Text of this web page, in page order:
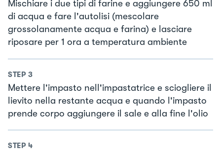
Mischiare i due tipi di farine e aggiungere 650 ml
di acqua e fare l'autolisi (mescolare
grossolanamente acqua e farina) e lasciare
riposare per 1 ora a temperatura ambiente
STEP 3
Mettere l'impasto nell'impastatrice e sciogliere il
lievito nella restante acqua e quando l'impasto
prende corpo aggiungere il sale e alla fine l'olio
STEP 4